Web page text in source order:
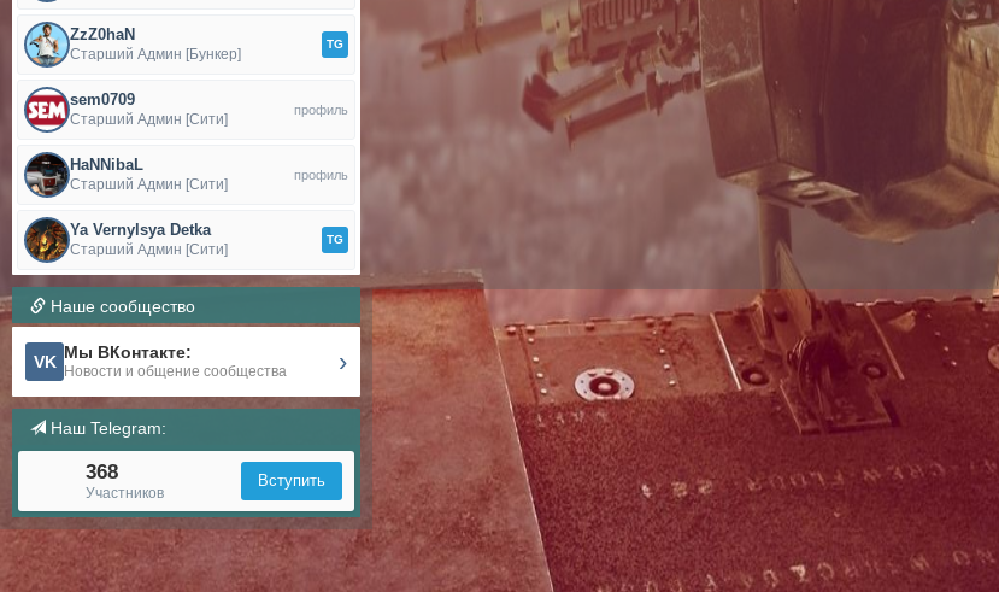
ZzZ0haN
Старший Админ [Бункер]
TG
sem0709
Старший Админ [Сити]
профиль
HaNNibaL
Старший Админ [Сити]
профиль
Ya Vernylsya Detka
Старший Админ [Сити]
TG
Наше сообщество
VK Мы ВКонтакте:
Новости и общение сообщества ›
Наш Telegram:
368
Участников
Вступить